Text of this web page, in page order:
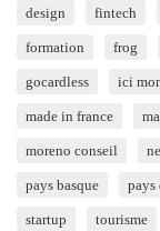
design fintech
formation frog
gocardless ici
made in france
moreno conseil
pays basque pays
startup tourisme